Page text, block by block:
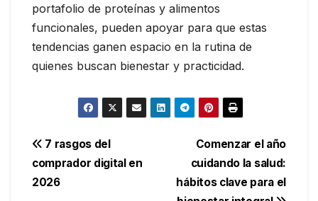
portafolio de proteínas y alimentos
funcionales, pueden apoyar para que estas
tendencias ganen espacio en la rutina de
quienes buscan bienestar y practicidad.
Navegación
de
Comenzar el año
cuidando la salud:
hábitos clave para el
7 rasgos del
comprador digital en
2026